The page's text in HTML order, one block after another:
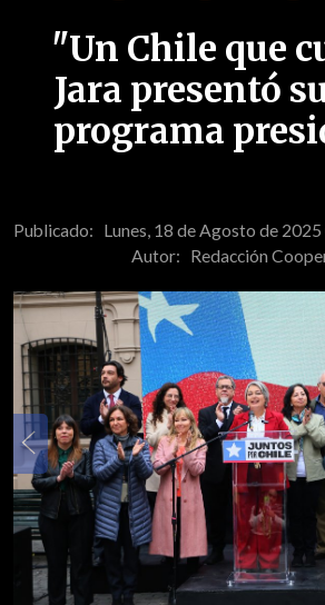
"Un Chile que
Jara presentó
programa
Publicado: Lunes, 18 de Agosto de
Autor: Redacción